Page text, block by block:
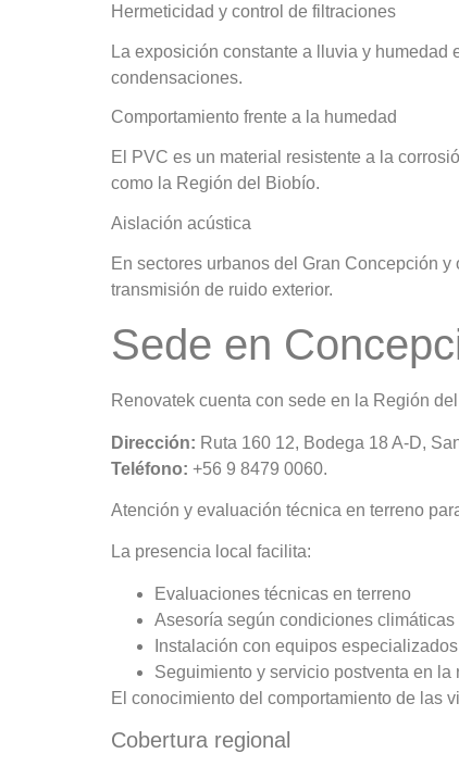
Hermeticidad y control de filtraciones
La exposición constante a lluvia y
condensaciones.
Comportamiento frente a la humedad
El PVC es un material resistente a la
como la Región del Biobío.
Aislación acústica
En sectores urbanos del Gran Concepción
transmisión de ruido exterior.
Sede en
Renovatek cuenta con sede en la Región
Dirección: Ruta 160 12, Bodega 18 A-D,
Teléfono: +56 9 8479 0060.
Atención y evaluación técnica en terreno
La presencia local facilita:
Evaluaciones técnicas en terreno
Asesoría según condiciones
Instalación con equipos especializados
Seguimiento y servicio postventa en la
El conocimiento del comportamiento de las
Cobertura regional